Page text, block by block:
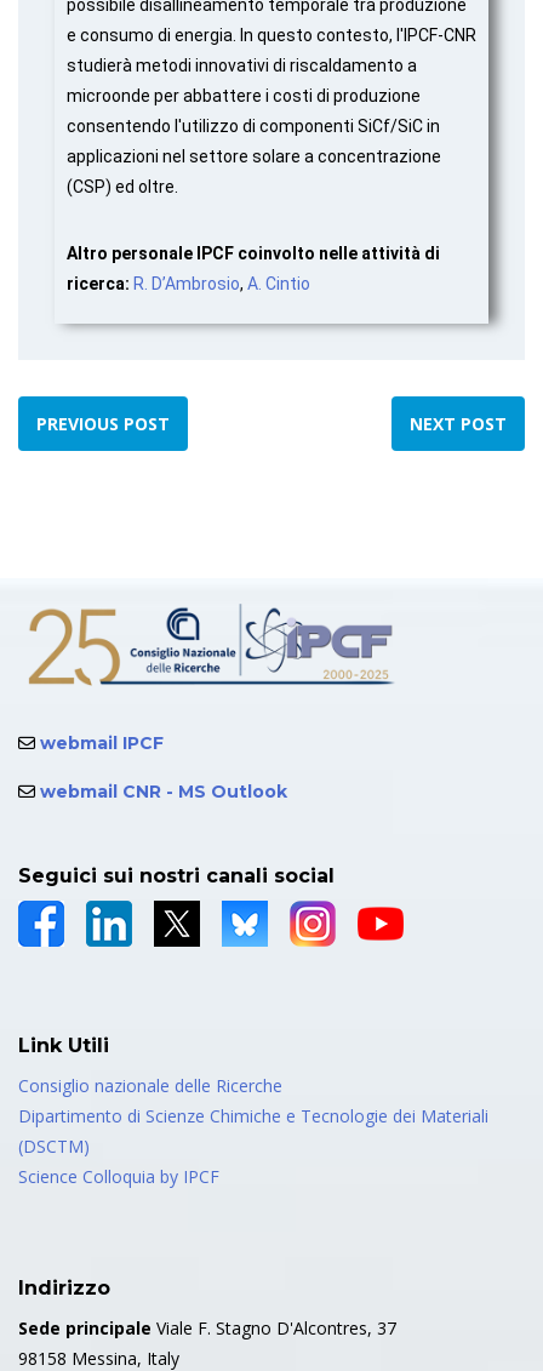
possibile disallineamento temporale tra produzione
e consumo di energia. In questo contesto, l'IPCF-CNR
studierà metodi innovativi di riscaldamento a
microonde per abbattere i costi di produzione
consentendo l'utilizzo di componenti SiCf/SiC in
applicazioni nel settore solare a concentrazione
(CSP) ed oltre.
Altro personale IPCF coinvolto nelle attività di
ricerca: R. D’Ambrosio, A. Cintio
PREVIOUS POST NEXT POST
webmail IPCF
webmail CNR - MS Outlook
Seguici sui nostri canali social
Link Utili
Consiglio nazionale delle Ricerche
Dipartimento di Scienze Chimiche e Tecnologie dei Materiali
(DSCTM)
Science Colloquia by IPCF
Indirizzo
Sede principale Viale F. Stagno D'Alcontres, 37
98158 Messina, Italy